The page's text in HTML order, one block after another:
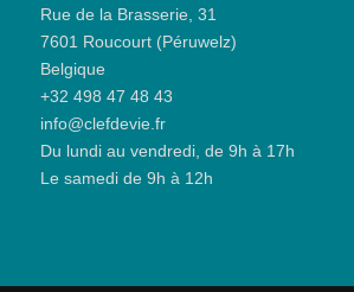
Rue de la Brasserie, 31
7601 Roucourt (Péruwelz)
Belgique
+32 498 47 48 43
info@clefdevie.fr
Du lundi au vendredi, de 9h à 17h
Le samedi de 9h à 12h